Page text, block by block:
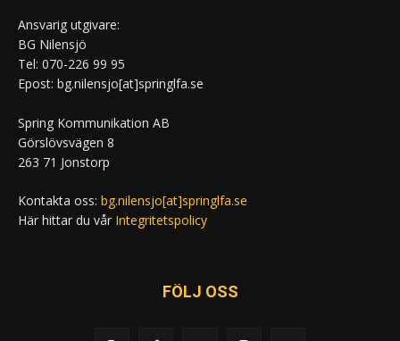
Ansvarig utgivare:
BG Nilensjö
Tel: 070-226 99 95
Epost: bg.nilensjo[at]springlfa.se
Spring Kommunikation AB
Görslövsvägen 8
263 71 Jonstorp
Kontakta oss: bg.nilensjo[at]springlfa.se
Här hittar du vår Integritetspolicy
FÖLJ OSS